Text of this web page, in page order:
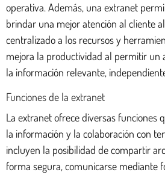
operativa. Además, una extranet
brindar una mejor atención al cliente
centralizado a los recursos y
mejora la productividad al permitir un
la información relevante,
Funciones de la extranet
La extranet ofrece diversas funciones
la información y la colaboración con
incluyen la posibilidad de compartir
forma segura, comunicarse mediante